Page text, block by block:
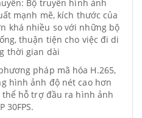
Bộ truyền hình ảnh
mạnh mẽ, kích thước của
khá nhiều so với những bộ
thuận tiện cho việc đi di
thời gian dài
pháp mã hóa H.265,
hình ảnh độ nét cao hơn
hỗ trợ đầu ra hình ảnh
30FPS.